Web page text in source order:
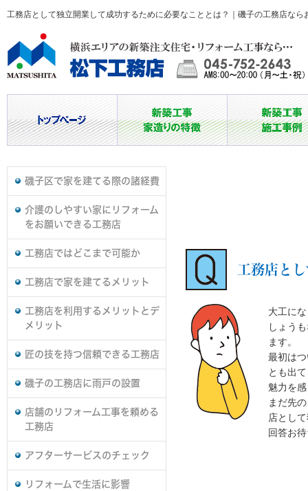
工務店として独立開業して成功するために必要なこととは？｜磯子の工務店なら
磯子区で家を建てる際の諸経費
介護のしやすい家にリフォーム
をお願いできる工務店
工務店ではどこまで可能か
工務店で家を建てるメリット
工務店を利用するメリットとデ
メリット
匠の技を持つ信頼できる工務店
磯子の工務店に雨戸の設置
店舗のリフォーム工事を頼める
工務店
アフターサービスのチェック
リフォームで生活に影響
工務店と
大工に
しょう
ます。
最初は
とも出
魅力を
まだ先
店とし
回答お